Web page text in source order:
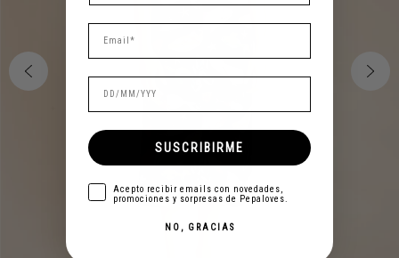
SUSCRIBIRME
aceptarAcepto recibir emails con novedades,
promociones y sorpresas de Pepaloves.
NO, GRACIAS